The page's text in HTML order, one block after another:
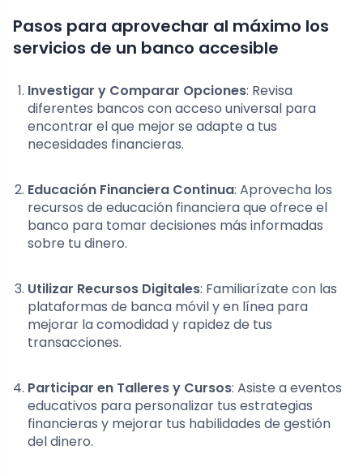
Pasos para aprovechar al máximo los
servicios de un banco accesible
Investigar y Comparar Opciones: Revisa
diferentes bancos con acceso universal para
encontrar el que mejor se adapte a tus
necesidades financieras.
Educación Financiera Continua: Aprovecha los
recursos de educación financiera que ofrece el
banco para tomar decisiones más informadas
sobre tu dinero.
Utilizar Recursos Digitales: Familiarízate con las
plataformas de banca móvil y en línea para
mejorar la comodidad y rapidez de tus
transacciones.
Participar en Talleres y Cursos: Asiste a eventos
educativos para personalizar tus estrategias
financieras y mejorar tus habilidades de gestión
del dinero.